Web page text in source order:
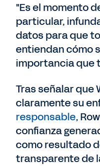
"Es el momento
particular,
datos para que
entiendan cómo
importancia que
Tras señalar que
claramente su
responsable,
confianza
como resultado
transparente de